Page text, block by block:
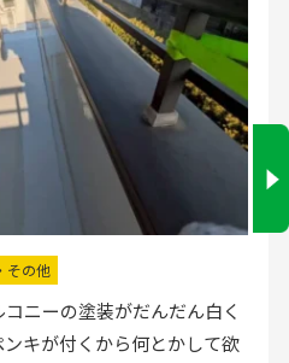
してほしいと弊社にお電話
、水栓の吐水が落ちたよう